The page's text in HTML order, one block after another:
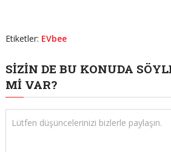
Etiketler: EVbee
SIZIN DE BU KONUDA
MI VAR?